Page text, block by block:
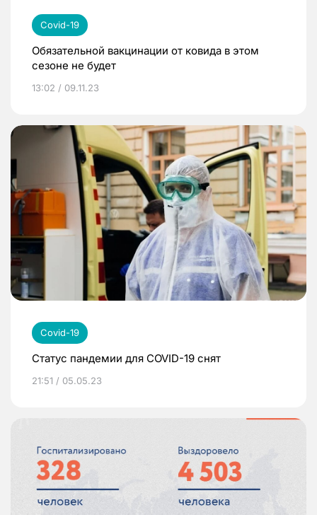
Covid-19
Обязательной вакцинации от ковида в этом
сезоне не будет
13:02 / 09.11.23
Covid-19
Статус пандемии для COVID-19 снят
21:51 / 05.05.23